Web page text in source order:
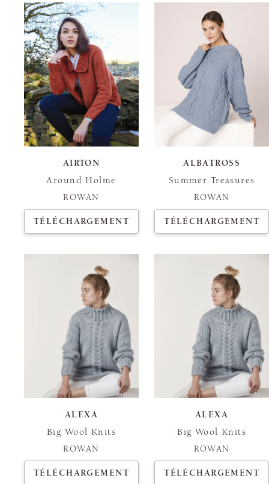
AIRTON
Around Holme
ROWAN
TÉLÉCHARGEMENT
ALBATROSS
Summer Treasures
ROWAN
TÉLÉCHARGEMENT
ALEXA
Big Wool Knits
ROWAN
TÉLÉCHARGEMENT
ALEXA
Big Wool Knits
ROWAN
TÉLÉCHARGEMENT